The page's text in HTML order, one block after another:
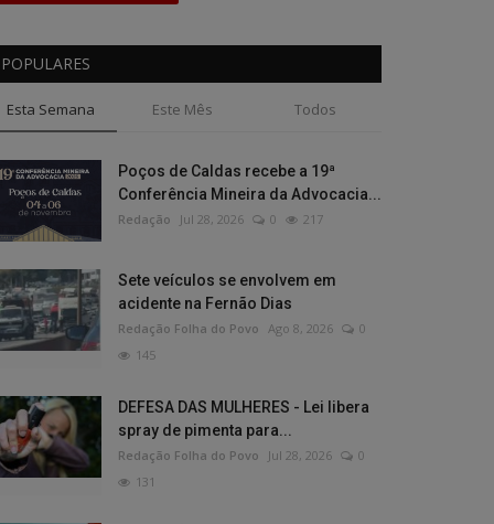
POPULARES
Esta Semana Este Mês Todos
Poços de Caldas recebe a 19ª
Conferência Mineira da Advocacia...
Redação Jul 28, 2026 0 217
Sete veículos se envolvem em
acidente na Fernão Dias
Redação Folha do Povo Ago 8, 2026
0
145
DEFESA DAS MULHERES - Lei libera
spray de pimenta para...
Redação Folha do Povo Jul 28, 2026
0
131